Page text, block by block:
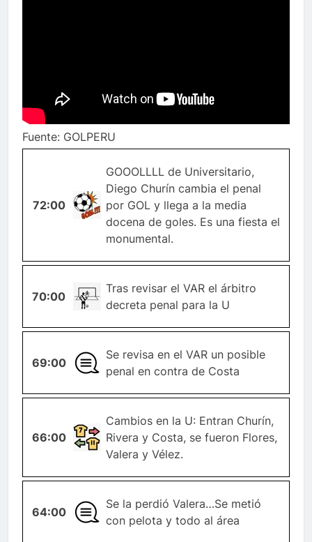
Fuente: GOLPERU
72:00 GOL
GOOOLLLL de Universitario,
Diego Churín cambia el penal
por GOL y llega a la media
docena de goles. Es una fiesta el
monumental.
70:00 PENAL
Tras revisar el VAR el árbitro
decreta penal para la U
69:00GENERAL
Se revisa en el VAR un posible
penal en contra de Costa
66:00
CAMBIO-
JUGADOR
Cambios en la U: Entran Churín,
Rivera y Costa, se fueron Flores,
Valera y Vélez.
64:00GENERAL
Se la perdió Valera…Se metió
con pelota y todo al área